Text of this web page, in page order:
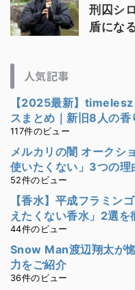
刑囚シ
盾にな
人気記事
【2025最新】
スまとめ｜新旧8人の
117件のビュー
メルカリの闇 オークシ
使いたくない」3つの理
52件のビュー
【香水】平成フラミン
えたくない香水」2選を
44件のビュー
Snow Man渡辺翔太が
力をご紹介
36件のビュー